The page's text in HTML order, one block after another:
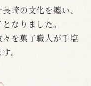
崎の文化を纏い、
なりました。
を菓子職人が手塩
。